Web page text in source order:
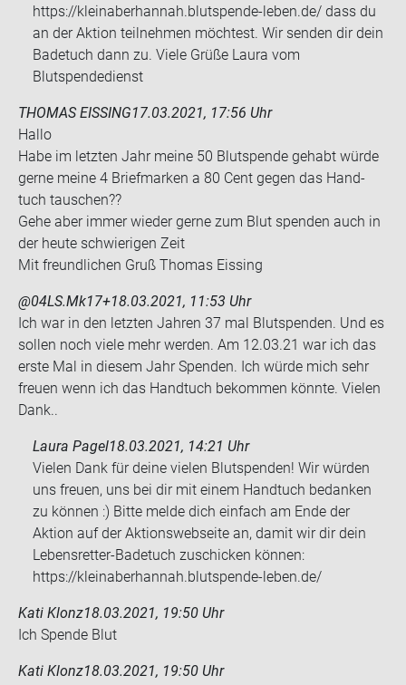
https://kleinaberhannah.blutspende-leben.de/ dass du
an der Aktion teilnehmen möchtest. Wir senden dir dein
Badetuch dann zu. Viele Grüße Laura vom
Blutspendedienst
THOMAS EISSING17.03.2021, 17:56 Uhr
Hallo
Habe im letz­ten Jahr meine 50 Blut­spen­de ge­habt würde
gerne meine 4 Brief­mar­ken a 80 Cent gegen das Hand­
tuch tau­schen??
Gehe aber immer wie­der gerne zum Blut spen­den auch in
der heute schwie­ri­gen Zeit
Mit freund­li­chen Gruß Tho­mas Eis­sing
@04LS.Mk17+18.03.2021, 11:53 Uhr
Ich war in den letz­ten Jah­ren 37 mal Blut­spen­den. Und es
sol­len noch viele mehr wer­den. Am 12.03.21 war ich das
erste Mal in die­sem Jahr Spen­den. Ich würde mich sehr
freu­en wenn ich das Hand­tuch be­kom­men könn­te. Vie­len
Dank..
Laura Pagel18.03.2021, 14:21 Uhr
Vielen Dank für deine vielen Blutspenden! Wir würden
uns freuen, uns bei dir mit einem Handtuch bedanken
zu können :) Bitte melde dich einfach am Ende der
Aktion auf der Aktionswebseite an, damit wir dir dein
Lebensretter-Badetuch zuschicken können:
https://kleinaberhannah.blutspende-leben.de/
Kati Klonz18.03.2021, 19:50 Uhr
Ich Spen­de Blut
Kati Klonz18.03.2021, 19:50 Uhr